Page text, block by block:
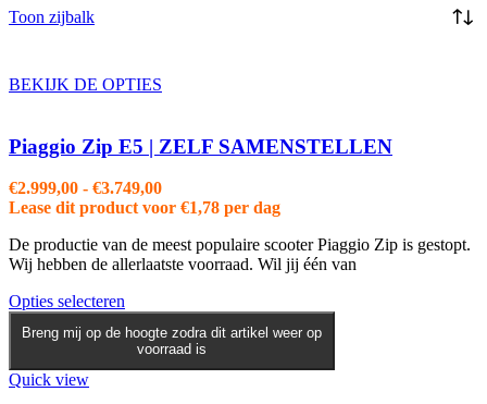
Toon zijbalk
BEKIJK DE OPTIES
Piaggio Zip E5 | ZELF SAMENSTELLEN
€2.999,00 - €3.749,00Prijsklasse:
€2.999,00
€3.749,00
Lease dit product voor €1,78 per dag
De productie van de meest populaire scooter Piaggio Zip is gestopt.
Wij hebben de allerlaatste voorraad. Wil jij één van
Opties selecteren
product
heeft
meerdere
Breng mij op de hoogte zodra dit artikel weer op
voorraad is
Quick view